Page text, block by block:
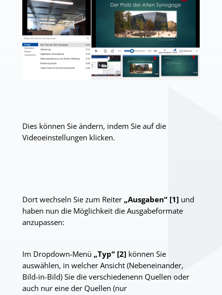
Dies können Sie ändern, indem Sie auf die
Videoeinstellungen klicken.
Dort wechseln Sie zum Reiter „Ausgaben“ [1] und
haben nun die Möglichkeit die Ausgabeformate
anzupassen:
Im Dropdown-Menü „Typ“ [2] können Sie
auswählen, in welcher Ansicht (Nebeneinander,
Bild-in-Bild) Sie die verschiedenenn Quellen oder
auch nur eine der Quellen (nur